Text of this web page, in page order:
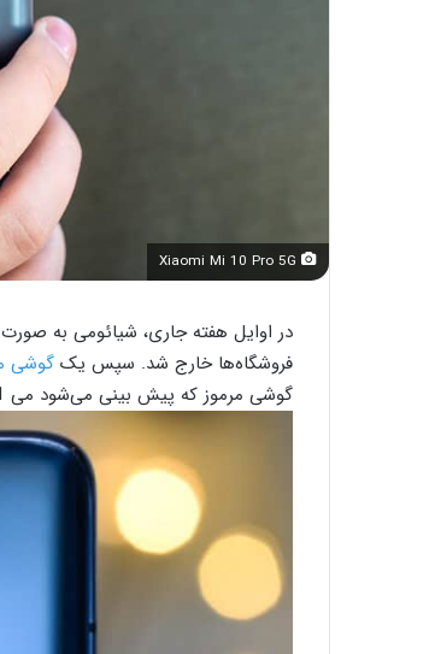
فروشگاه‌ها خارج شد. سپس یک گوشی
گوشی مرموز که پیش بینی می‌شود می 11 است، حالا خبر می‌رسد که به دوربین اولتراواید قدرتمندی مجهز شده.